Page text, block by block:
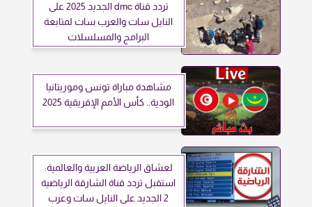
تردد قناة dmc الجديد 2025 على
النايل سات والعرب سات لمتابعة
البرامج والمسلسلات
مشاهدة مباراة تونس وموريتانيا
الودية.. كأس الأمم الإفريقية 2025
لعشاق الرياضة العربية والعالمية:
استقبل تردد قناة الشارقة الرياضية
2 الجديد على النايل سات وعرب